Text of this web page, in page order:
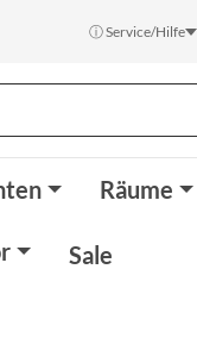
ⓘ Service/Hilfe
Räume
Sale